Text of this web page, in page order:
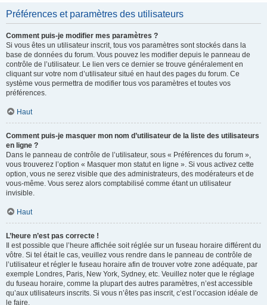
Préférences et paramètres des utilisateurs
Comment puis-je modifier mes paramètres ?
Si vous êtes un utilisateur inscrit, tous vos paramètres sont stockés dans la
base de données du forum. Vous pouvez les modifier depuis le panneau de
contrôle de l’utilisateur. Le lien vers ce dernier se trouve généralement en
cliquant sur votre nom d’utilisateur situé en haut des pages du forum. Ce
système vous permettra de modifier tous vos paramètres et toutes vos
préférences.
Haut
Comment puis-je masquer mon nom d’utilisateur de la liste des utilisateurs
en ligne ?
Dans le panneau de contrôle de l’utilisateur, sous « Préférences du forum »,
vous trouverez l’option « Masquer mon statut en ligne ». Si vous activez cette
option, vous ne serez visible que des administrateurs, des modérateurs et de
vous-même. Vous serez alors comptabilisé comme étant un utilisateur
invisible.
Haut
L’heure n’est pas correcte !
Il est possible que l’heure affichée soit réglée sur un fuseau horaire différent du
vôtre. Si tel était le cas, veuillez vous rendre dans le panneau de contrôle de
l’utilisateur et régler le fuseau horaire afin de trouver votre zone adéquate, par
exemple Londres, Paris, New York, Sydney, etc. Veuillez noter que le réglage
du fuseau horaire, comme la plupart des autres paramètres, n’est accessible
qu’aux utilisateurs inscrits. Si vous n’êtes pas inscrit, c’est l’occasion idéale de
le faire.